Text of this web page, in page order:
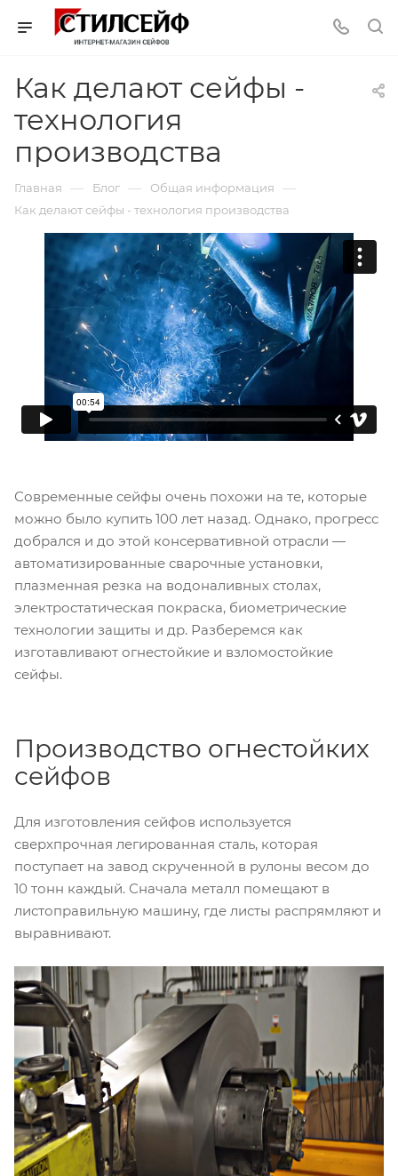
Как делают сейфы -
технология
производства
Главная — Блог — Общая информация —
Как делают сейфы - технология производства
Современные сейфы очень похожи на те, которые
можно было купить 100 лет назад. Однако, прогресс
добрался и до этой консервативной отрасли —
автоматизированные сварочные установки,
плазменная резка на водоналивных столах,
электростатическая покраска, биометрические
технологии защиты и др. Разберемся как
изготавливают огнестойкие и взломостойкие
сейфы.
Производство огнестойких
сейфов
Для изготовления сейфов используется
сверхпрочная легированная сталь, которая
поступает на завод скрученной в рулоны весом до
10 тонн каждый. Сначала металл помещают в
листоправильную машину, где листы распрямляют и
выравнивают.